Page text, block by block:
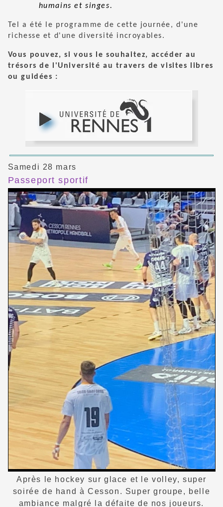
humains et singes.
Tel a été le programme de cette journée, d'une
richesse et d'une diversité incroyables.
Vous pouvez, si vous le souhaitez, accéder au
trésors de l'Université au travers de visites libres
ou guidées :
Samedi 28 mars
Passeport sportif
Après le hockey sur glace et le volley, super
soirée de hand à Cesson. Super groupe, belle
ambiance malgré la défaite de nos joueurs.